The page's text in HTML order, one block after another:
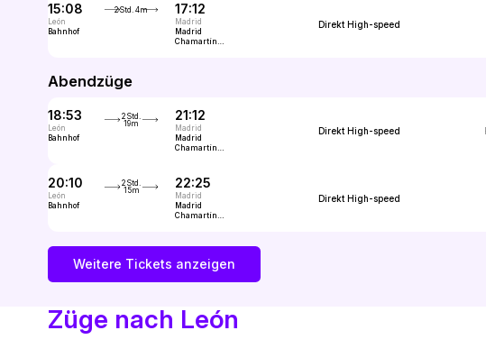
15:08
León
Bahnhof
2Std. 4m 17:12
Madrid
Madrid
Chamartín
Direkt High-speed
Abendzüge
18:53
León
Bahnhof
2Std.
19m
21:12
Madrid
Madrid
Chamartín
Direkt High-speed
20:10
León
Bahnhof
2Std.
15m
22:25
Madrid
Madrid
Chamartín
Direkt High-speed
Weitere Tickets anzeigen
Züge nach León